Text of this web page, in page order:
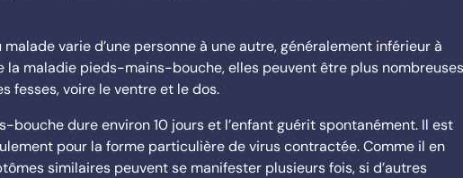
varie d’une personne à une autre, généralement inférieur à
la maladie pieds-mains-bouche, elles peuvent être plus nombreuses
fesses, voire le ventre et le dos.
bouche dure environ 10 jours et l’enfant guérit spontanément. Il est
pour la forme particulière de virus contractée. Comme il en
similaires peuvent se manifester plusieurs fois, si d’autres